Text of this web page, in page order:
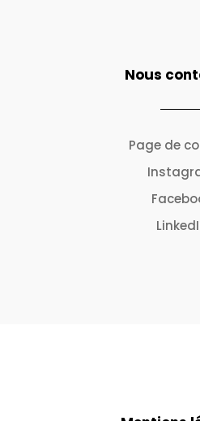
Nous
Page de